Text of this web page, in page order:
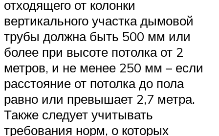
отходящего от колонки
вертикального участка дымовой
трубы должна быть 500 мм или
более при высоте потолка от 2
метров, и не менее 250 мм – если
расстояние от потолка до пола
равно или превышает 2,7 метра.
Также следует учитывать
требования норм, о которых